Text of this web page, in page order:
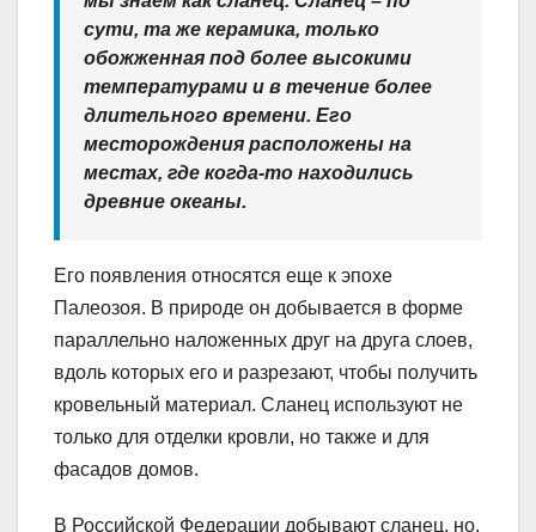
сути, та же керамика, только
обожженная под более высокими
температурами и в течение более
длительного времени. Его
месторождения расположены на
местах, где когда-то находились
древние океаны.
Его появления относятся еще к эпохе
Палеозоя. В природе он добывается в форме
параллельно наложенных друг на друга слоев,
вдоль которых его и разрезают, чтобы получить
кровельный материал. Сланец используют не
только для отделки кровли, но также и для
фасадов домов.
В Российской Федерации добывают сланец, но,